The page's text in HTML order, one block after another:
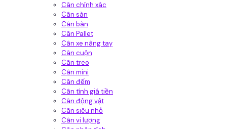
Cân chính xác
Cân sàn
Cân bàn
Cân Pallet
Cân xe nâng tay
Cân cuộn
Cân treo
Cân mini
Cân đếm
Cân tính giá tiền
Cân động vật
Cân siêu nhỏ
Cân vi lượng